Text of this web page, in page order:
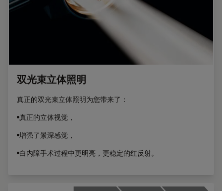
双光束立体照明
真正的双光束立体照明为您带来了：
•真正的立体视觉，
•增强了景深感觉，
•白内障手术过程中更明亮，更稳定的红反射。